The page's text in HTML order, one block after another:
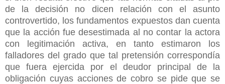
de la decisión no dicen relación con el asunto
controvertido, los fundamentos expuestos dan cuenta
que la acción fue desestimada al no contar la actora
con legitimación activa, en tanto estimaron los
falladores del grado que tal pretensión correspondía
que fuera ejercida por el deudor principal de la
obligación cuyas acciones de cobro se pide que se